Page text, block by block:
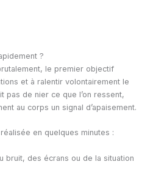
?
le premier objectif
et à ralentir volontairement le
pas de nier ce que l’on ressent,
au corps un signal d’apaisement.
en quelques minutes :
bruit, des écrans ou de la situation